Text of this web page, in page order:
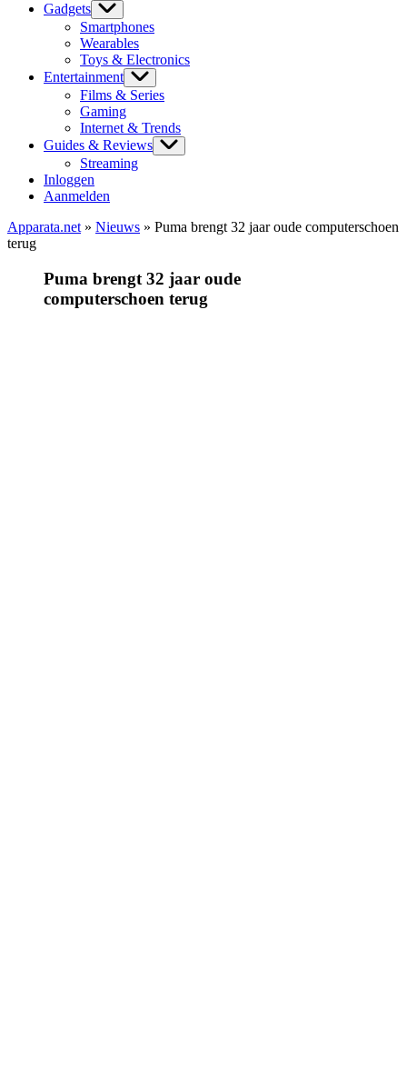
Gadgets
Smartphones
Wearables
Toys & Electronics
Entertainment
Films & Series
Gaming
Internet & Trends
Guides & Reviews
Streaming
Inloggen
Aanmelden
Apparata.net » Nieuws » Puma brengt 32 jaar oude computerschoen
terug
Puma brengt 32 jaar oude
computerschoen terug